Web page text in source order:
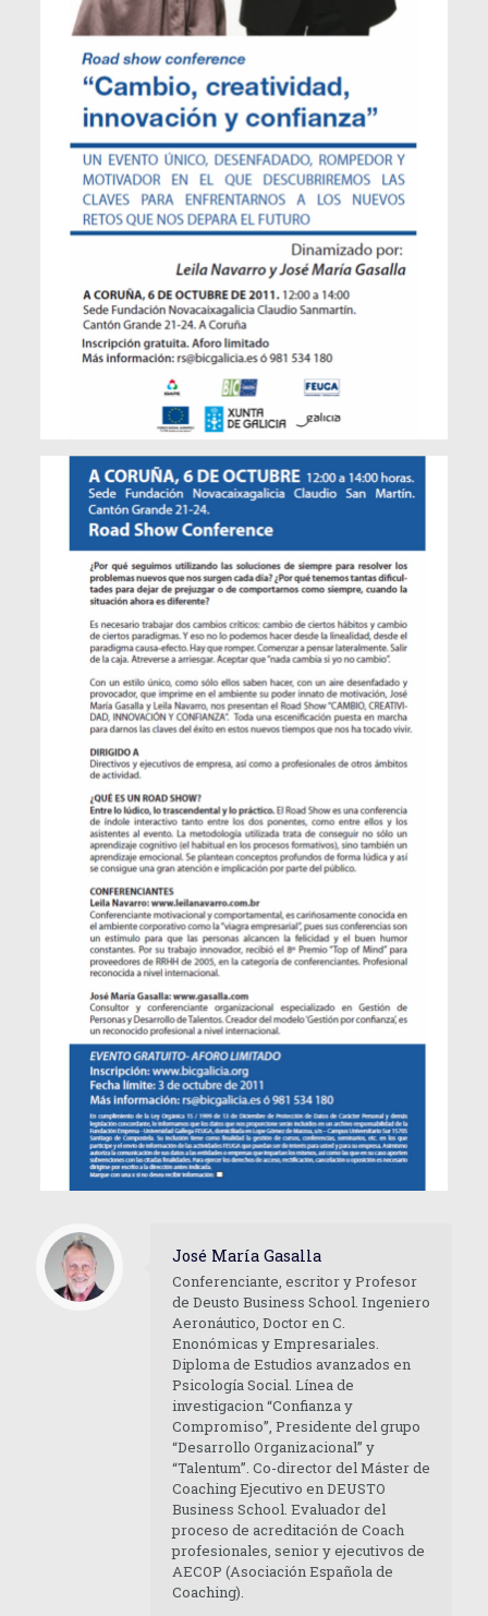
José María Gasalla
Conferenciante, escritor y Profesor
de Deusto Business School. Ingeniero
Aeronáutico, Doctor en C.
Enonómicas y Empresariales.
Diploma de Estudios avanzados en
Psicología Social. Línea de
investigacion “Confianza y
Compromiso”, Presidente del grupo
“Desarrollo Organizacional” y
“Talentum”. Co-director del Máster de
Coaching Ejecutivo en DEUSTO
Business School. Evaluador del
proceso de acreditación de Coach
profesionales, senior y ejecutivos de
AECOP (Asociación Española de
Coaching).